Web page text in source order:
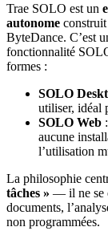
Trae SOLO est un
autonome
ByteDance. C’est
fonctionnalité
formes :
SOLO
utiliser, idéal
SOLO Web
aucune
l’utilisation
La philosophie
tâches » — il ne se
documents,
non programmées.